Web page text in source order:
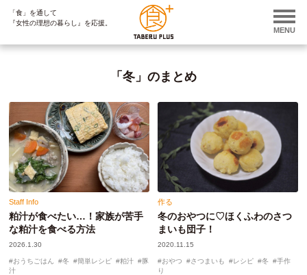
「食」を通して
『女性の理想の暮らし』を応援。
MENU
「冬」のまとめ
Staff Info
粕汁が食べたい…！家族が苦手
な粕汁を食べる方法
2026.1.30
おうちごはん 冬 簡単レシピ 粕汁
豚
汁
作る
冬のおやつに♡ほくふわのさつ
まいも団子！
2020.11.15
おやつ さつまいも レシピ 冬
手作
り